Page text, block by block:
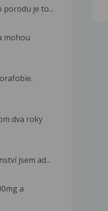
porodu je to...
mohou
dva roky
jsem ad...
a